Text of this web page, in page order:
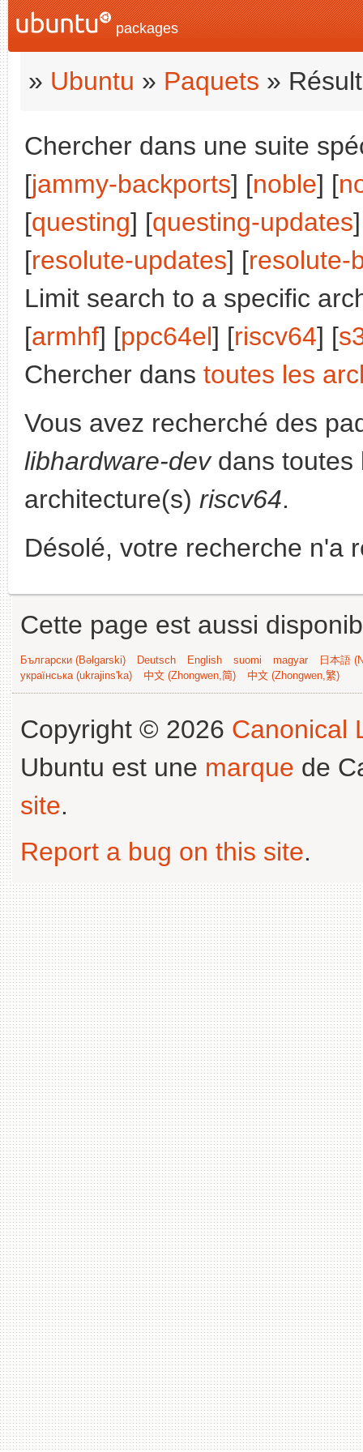
packages
» Ubuntu » Paquets »
Chercher dans une suite
[jammy-backports] [noble] [
[questing] [questing-updates
[resolute-updates] [resolute-
Limit search to a specific
[armhf] [ppc64el] [riscv64] [
Chercher dans toutes les
Vous avez recherché des
libhardware-devdans toutes
architecture(s) riscv64.
Désolé, votre recherche n'a
Cette page est aussi
Български (Bəlgarski) Deutsch English suomi magyar
日本語
українська (ukrajins'ka)
中文 (Zhongwen,简) 中文 (Zhongwen,繁)
Copyright © 2026 Canonical
Ubuntu est une marque de
site.
Report a bug on this site.